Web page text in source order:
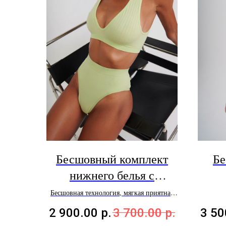
Бесшовный комплект
нижнего белья с
крупной фактурой
Бесшовная технология, мягкая приятная
2 900.00 р.3 700.00 р. 3